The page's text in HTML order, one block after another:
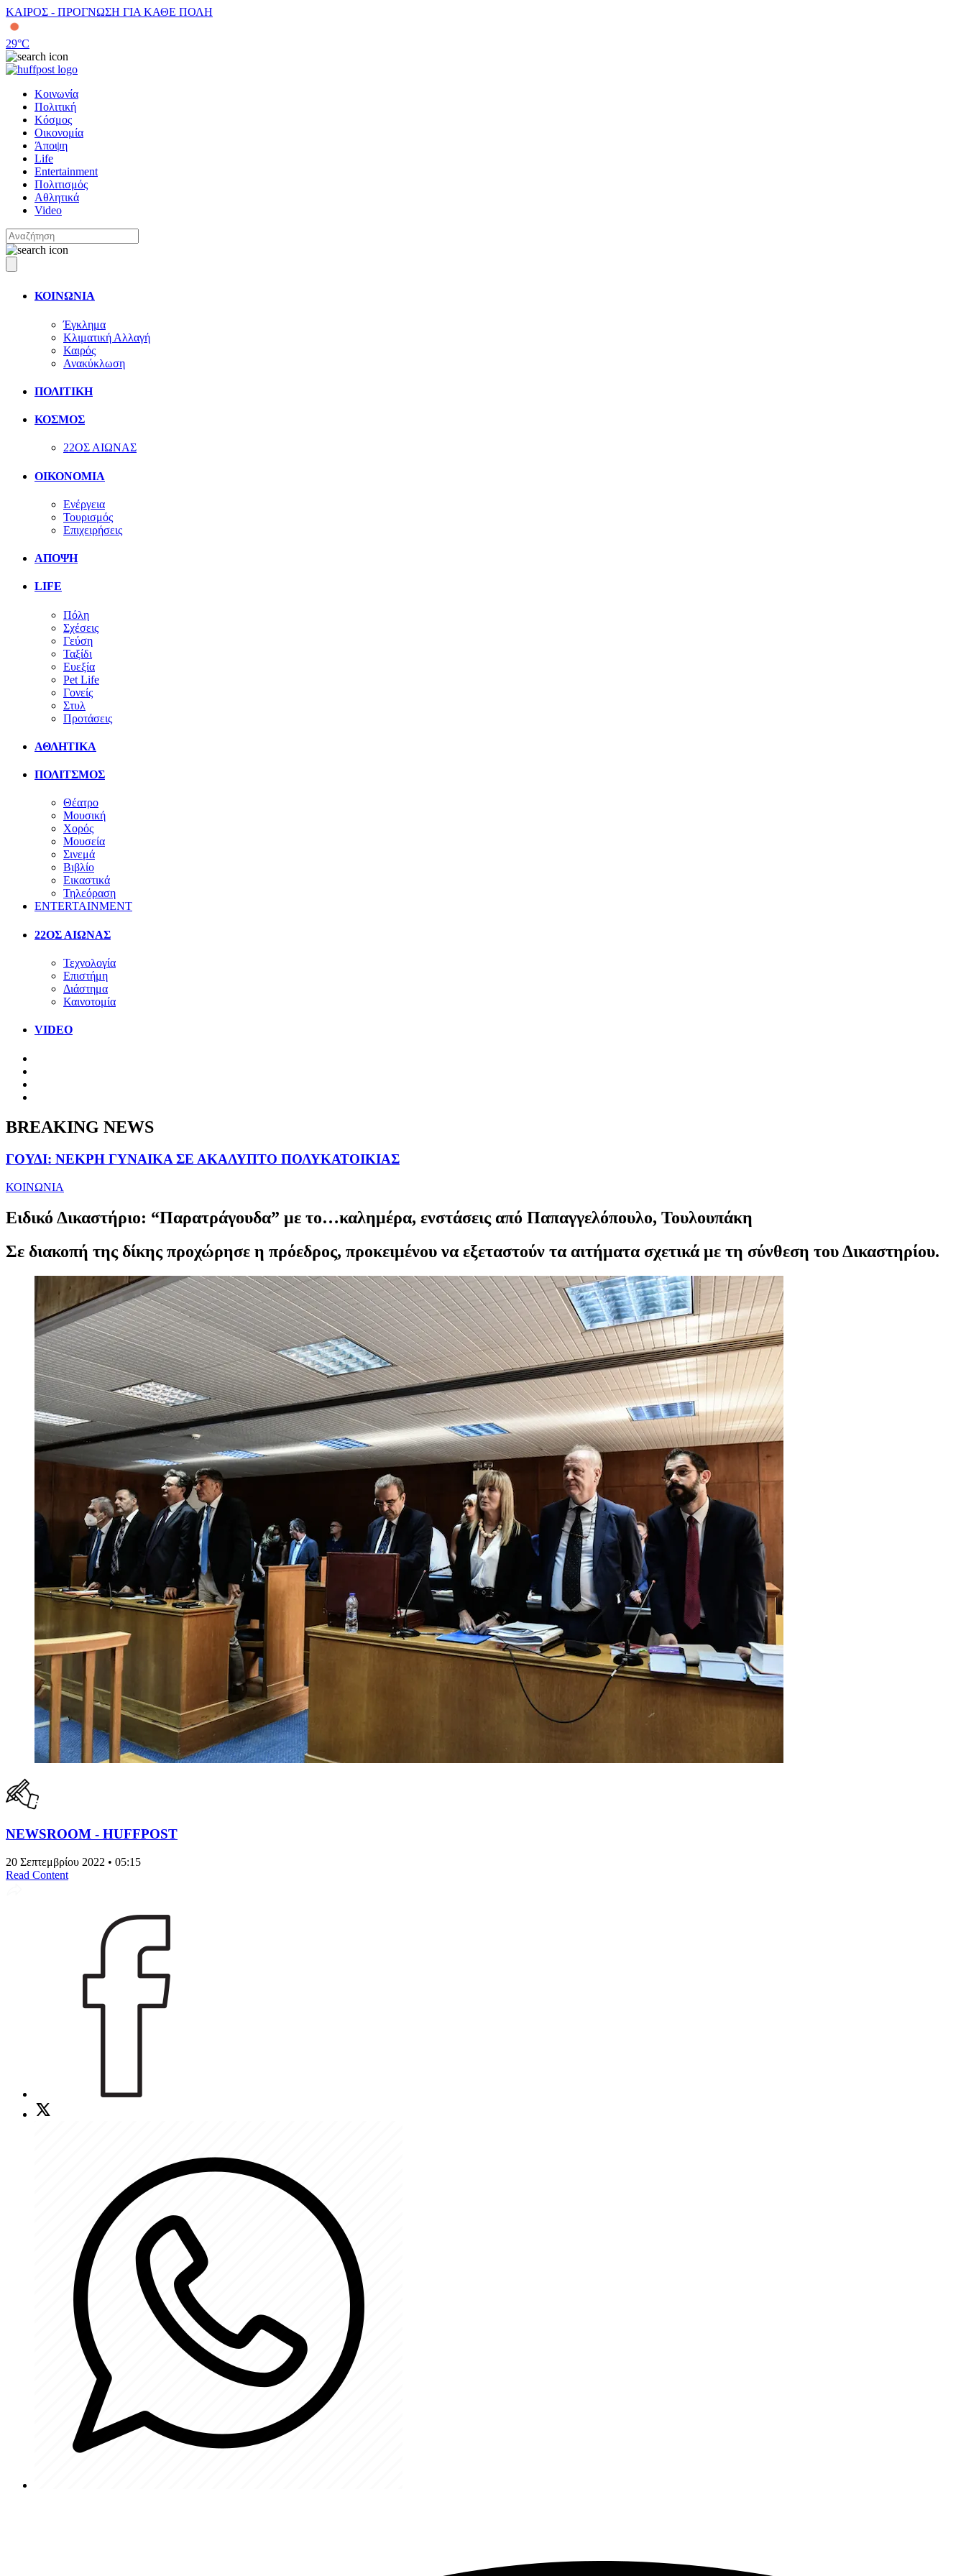
ΚΑΙΡΟΣ - ΠΡΟΓΝΩΣΗ ΓΙΑ ΚΑΘΕ ΠΟΛΗ
29°C
Κοινωνία
Πολιτική
Κόσμος
Οικονομία
Άποψη
Life
Entertainment
Πολιτισμός
Αθλητικά
Video
ΚΟΙΝΩΝΙΑ
Έγκλημα
Κλιματική Αλλαγή
Καιρός
Ανακύκλωση
ΠΟΛΙΤΙΚΗ
ΚΟΣΜΟΣ
22ΟΣ ΑΙΩΝΑΣ
ΟΙΚΟΝΟΜΙΑ
Ενέργεια
Τουρισμός
Επιχειρήσεις
ΑΠΟΨΗ
LIFE
Πόλη
Σχέσεις
Γεύση
Ταξίδι
Ευεξία
Pet Life
Γονείς
Στυλ
Προτάσεις
ΑΘΛΗΤΙΚΑ
ΠΟΛΙΤΣΜΟΣ
Θέατρο
Μουσική
Χορός
Μουσεία
Σινεμά
Βιβλίο
Εικαστικά
Τηλεόραση
ENTERTAINMENT
22ΟΣ ΑΙΩΝΑΣ
Τεχνολογία
Επιστήμη
Διάστημα
Καινοτομία
VIDEO
BREAKING NEWS
ΓΟΥΔΙ: ΝΕΚΡΗ ΓΥΝΑΙΚΑ ΣΕ ΑΚΑΛΥΠΤΟ ΠΟΛΥΚΑΤΟΙΚΙΑΣ
ΚΟΙΝΩΝΙΑ
Ειδικό Δικαστήριο: “Παρατράγουδα” με το…καλημέρα, ενστάσεις από Παπαγγελόπουλο, Τουλουπάκη
Σε διακοπή της δίκης προχώρησε η πρόεδρος, προκειμένου να εξεταστούν τα αιτήματα σχετικά με τη σύνθεση του Δικαστηρίου.
NEWSROOM - HUFFPOST
20 Σεπτεμβρίου 2022 • 05:15
Read Content